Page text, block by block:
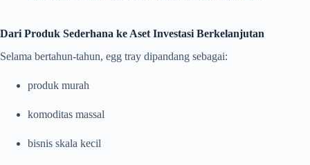
Dari Produk Sederhana ke Aset Investasi Berkelanjutan
Selama bertahun-tahun, egg tray dipandang sebagai:
produk murah
komoditas massal
bisnis skala kecil